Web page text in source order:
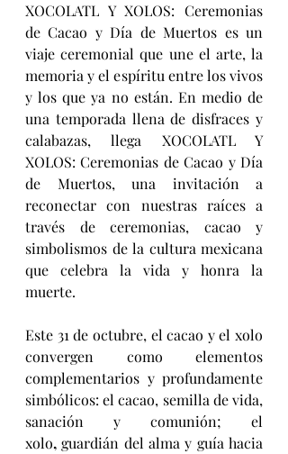
XOCOLATL Y XOLOS: Ceremonias
de Cacao y Día de Muertos es un
viaje ceremonial que une el arte, la
memoria y el espíritu entre los vivos
y los que ya no están. En medio de
una temporada llena de disfraces y
calabazas, llega XOCOLATL Y
XOLOS: Ceremonias de Cacao y Día
de Muertos, una invitación a
reconectar con nuestras raíces a
través de ceremonias, cacao y
simbolismos de la cultura mexicana
que celebra la vida y honra la
muerte.
Este 31 de octubre, el cacao y el xolo
convergen como elementos
complementarios y profundamente
simbólicos: el cacao, semilla de vida,
sanación y comunión; el
xolo, guardián del alma y guía hacia